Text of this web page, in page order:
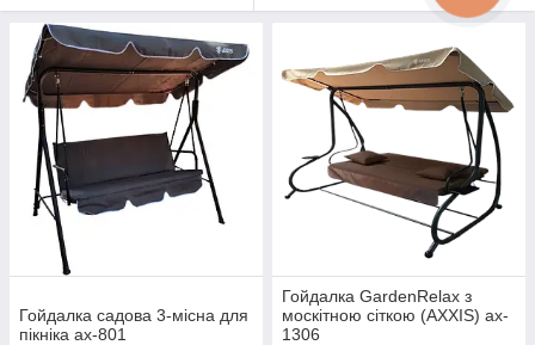
Гойдалка садова 3-місна для
пікніка ax-801
Гойдалка GardenRelax з
москітною сіткою (AXXIS) ax-
1306